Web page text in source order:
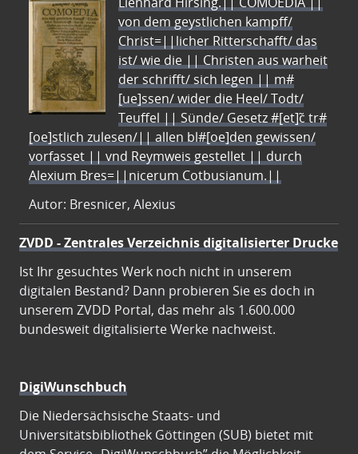
von dem geystlichen kampff/
Christ=||licher Ritterschafft/ das
ist/ wie die || Christen aus warheit
der schrifft/ sich legen || m#
[ue]ssen/ wider die Heel/ Todt/
Teuffel || Sünde/ Gesetz #[et]c̃ tr#
[oe]stlich zulesen/|| allen bl#[oe]den gewissen/
vorfasset || vnd Reymweis gestellet || durch
Alexium Bres=||nicerum Cotbusianum.||
Autor: Bresnicer, Alexius
ZVDD - Zentrales Verzeichnis digitalisierter Drucke
Ist Ihr gesuchtes Werk noch nicht in unserem
digitalen Bestand? Dann probieren Sie es doch in
unserem ZVDD Portal, das mehr als 1.600.000
bundesweit digitalisierte Werke nachweist.
DigiWunschbuch
Die Niedersächsische Staats- und
Universitätsbibliothek Göttingen (SUB) bietet mit